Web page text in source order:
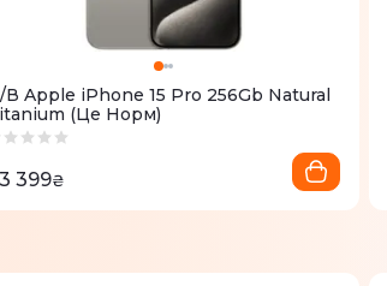
В Apple iPhone 15 Pro 256Gb Natural
(Це Норм)
399₴